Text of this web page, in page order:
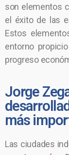
son elementos
el éxito de las
Estos
entorno
progreso
Jorge
más
Las ciudades